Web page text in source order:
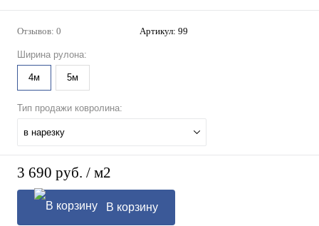
Отзывов: 0 Артикул: 99
Ширина рулона:
4м 5м
Тип продажи ковролина:
в нарезку
3 690 руб. / м2
В корзину